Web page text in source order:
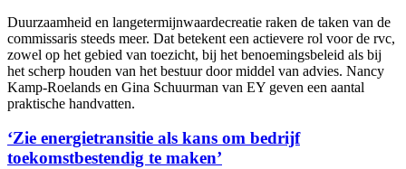
Duurzaamheid en langetermijnwaardecreatie raken de taken van de
commissaris steeds meer. Dat betekent een actievere rol voor de rvc,
zowel op het gebied van toezicht, bij het benoemingsbeleid als bij
het scherp houden van het bestuur door middel van advies. Nancy
Kamp-Roelands en Gina Schuurman van EY geven een aantal
praktische handvatten.
‘Zie energietransitie als kans om bedrijf
toekomstbestendig te maken’